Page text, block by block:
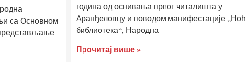
са Основном
година од оснивања првог читалишта у
Аранђеловцу и поводом манифестације „Ноћ
библиотека“, Народна
Прочитај више »